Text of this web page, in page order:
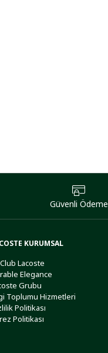
Güvenli Ödeme
KURUMSAL
Lacoste
Elegance
Grubu
Toplumu Hizmetleri
Politikası
Politikası